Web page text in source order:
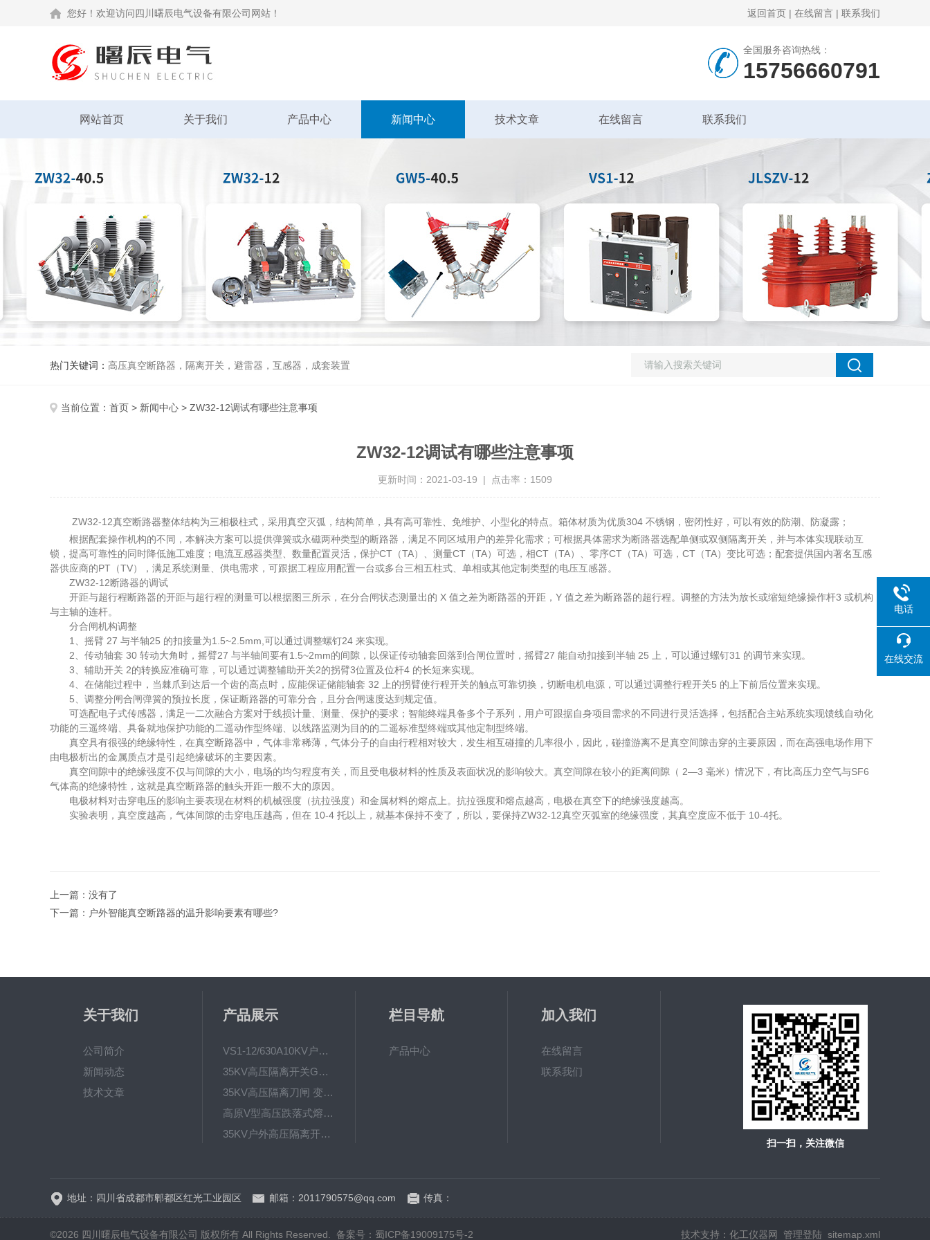
您好！欢迎访问四川曙辰电气设备有限公司网站！ 返回首页 | 在线留言 | 联系我们
全国服务咨询热线：
15756660791
网站首页 关于我们 产品中心 新闻中心 技术文章 在线留言 联系我们
热门关键词： 高压真空断路器，隔离开关，避雷器，互感器，成套装置
当前位置： 首页 > 新闻中心 > ZW32-12调试有哪些注意事项
ZW32-12调试有哪些注意事项
更新时间：2021-03-19 | 点击率：1509
ZW32-12真空断路器整体结构为三相极柱式，采用真空灭弧，结构简单，具有高可靠性、免维护、小型化的特点。箱体材质为优质304 不锈钢，密闭性好，可以有效的防潮、防凝露；
根据配套操作机构的不同，本解决方案可以提供弹簧或永磁两种类型的断路器，满足不同区域用户的差异化需求；可根据具体需求为断路器选配单侧或双侧隔离开关，并与本体实现联动互
锁，提高可靠性的同时降低施工难度；电流互感器类型、数量配置灵活，保护CT（TA）、测量CT（TA）可选，相CT（TA）、零序CT（TA）可选，CT（TA）变比可选；配套提供国内著名互感
器供应商的PT（TV），满足系统测量、供电需求，可跟据工程应用配置一台或多台三相五柱式、单相或其他定制类型的电压互感器。
ZW32-12断路器的调试
开距与超行程断路器的开距与超行程的测量可以根据图三所示，在分合闸状态测量出的 X 值之差为断路器的开距，Y 值之差为断路器的超行程。调整的方法为放长或缩短绝缘操作杆3 或机构
与主轴的连杆。
分合闸机构调整
1、摇臂 27 与半轴25 的扣接量为1.5~2.5mm,可以通过调整螺钉24 来实现。
2、传动轴套 30 转动大角时，摇臂27 与半轴间要有1.5~2mm的间隙，以保证传动轴套回落到合闸位置时，摇臂27 能自动扣接到半轴 25 上，可以通过螺钉31 的调节来实现。
3、辅助开关 2的转换应准确可靠，可以通过调整辅助开关2的拐臂3位置及位杆4 的长短来实现。
4、在储能过程中，当棘爪到达后一个齿的高点时，应能保证储能轴套 32 上的拐臂使行程开关的触点可靠切换，切断电机电源，可以通过调整行程开关5 的上下前后位置来实现。
5、调整分闸合闸弹簧的预拉长度，保证断路器的可靠分合，且分合闸速度达到规定值。
可选配电子式传感器，满足一二次融合方案对于线损计量、测量、保护的要求；智能终端具备多个子系列，用户可跟据自身项目需求的不同进行灵活选择，包括配合主站系统实现馈线自动化
功能的三遥终端、具备就地保护功能的二遥动作型终端、以线路监测为目的的二遥标准型终端或其他定制型终端。
真空具有很强的绝缘特性，在真空断路器中，气体非常稀薄，气体分子的自由行程相对较大，发生相互碰撞的几率很小，因此，碰撞游离不是真空间隙击穿的主要原因，而在高强电场作用下
由电极析出的金属质点才是引起绝缘破坏的主要因素。
真空间隙中的绝缘强度不仅与间隙的大小，电场的均匀程度有关，而且受电极材料的性质及表面状况的影响较大。真空间隙在较小的距离间隙（ 2—3 毫米）情况下，有比高压力空气与SF6
气体高的绝缘特性，这就是真空断路器的触头开距一般不大的原因。
电极材料对击穿电压的影响主要表现在材料的机械强度（抗拉强度）和金属材料的熔点上。抗拉强度和熔点越高，电极在真空下的绝缘强度越高。
实验表明，真空度越高，气体间隙的击穿电压越高，但在 10-4 托以上，就基本保持不变了，所以，要保持ZW32-12真空灭弧室的绝缘强度，其真空度应不低于 10-4托。
上一篇：没有了
下一篇： 户外智能真空断路器的温升影响要素有哪些?
关于我们
公司简介
新闻动态
技术文章
产品展示
VS1-12/630A10KV户内真空断路器型号参数
35KV高压隔离开关GW4-40.5DW/1250A刀闸
35KV高压隔离刀闸 变电站GW4-40.5隔离开关
高原V型高压跌落式熔断器防风型HGRW-35/200
35KV户外高压隔离开关GW4-40.5/630-1250A
栏目导航
产品中心
加入我们
在线留言
联系我们
扫一扫，关注微信
地址：四川省成都市郫都区红光工业园区 邮箱：2011790575@qq.com 传真：
©2026 四川曙辰电气设备有限公司 版权所有 All Rights Reserved. 备案号：蜀ICP备19009175号-2 技术支持： 化工仪器网 管理登陆 sitemap.xml
电话
在线交流